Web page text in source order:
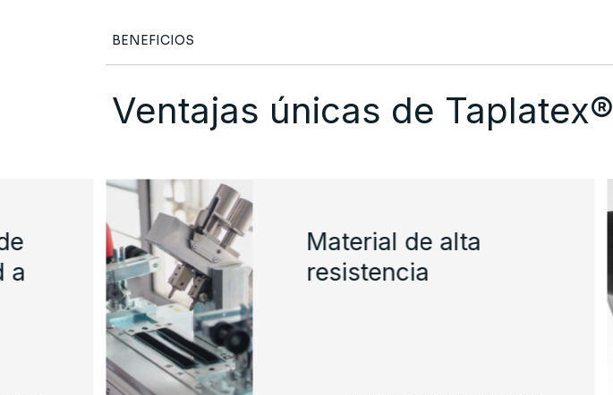
BENEFICIOS
Ventajas únicas de Taplatex®
a
Material de alta
resistencia